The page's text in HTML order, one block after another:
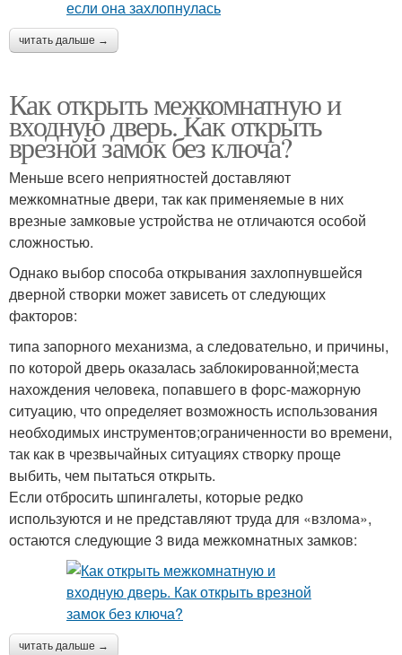
читать дальше →
Как открыть межкомнатную и
входную дверь. Как открыть
врезной замок без ключа?
Меньше всего неприятностей доставляют
межкомнатные двери, так как применяемые в них
врезные замковые устройства не отличаются особой
сложностью.
Однако выбор способа открывания захлопнувшейся
дверной створки может зависеть от следующих
факторов:
типа запорного механизма, а следовательно, и причины,
по которой дверь оказалась заблокированной;места
нахождения человека, попавшего в форс-мажорную
ситуацию, что определяет возможность использования
необходимых инструментов;ограниченности во времени,
так как в чрезвычайных ситуациях створку проще
выбить, чем пытаться открыть.
Если отбросить шпингалеты, которые редко
используются и не представляют труда для «взлома»,
остаются следующие 3 вида межкомнатных замков:
читать дальше →